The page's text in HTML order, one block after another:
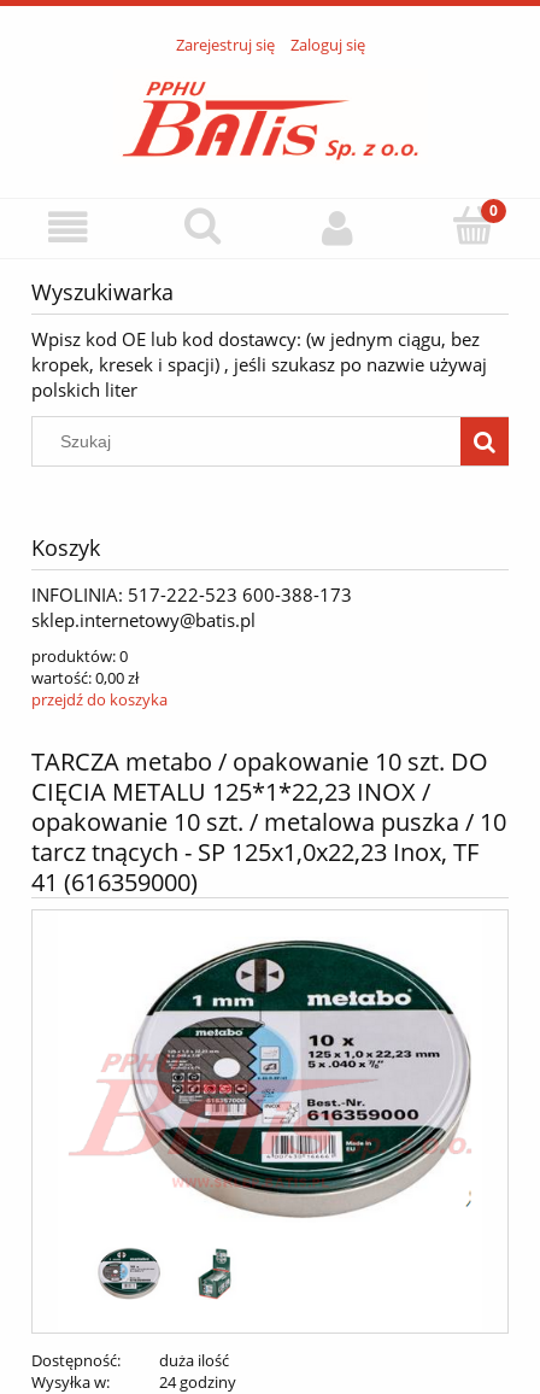
Zarejestruj się Zaloguj się
Wyszukiwarka
Wpisz kod OE lub kod dostawcy: (w jednym ciągu, bez
kropek, kresek i spacji) , jeśli szukasz po nazwie używaj
polskich liter
Koszyk
INFOLINIA: 517-222-523 600-388-173
sklep.internetowy@batis.pl
produktów:0
wartość:0,00 zł
przejdź do koszyka
TARCZA metabo / opakowanie 10 szt. DO
CIĘCIA METALU 125*1*22,23 INOX /
opakowanie 10 szt. / metalowa puszka / 10
tarcz tnących - SP 125x1,0x22,23 Inox, TF
41 (616359000)
Dostępność:
duża ilość
Wysyłka w:
24 godziny